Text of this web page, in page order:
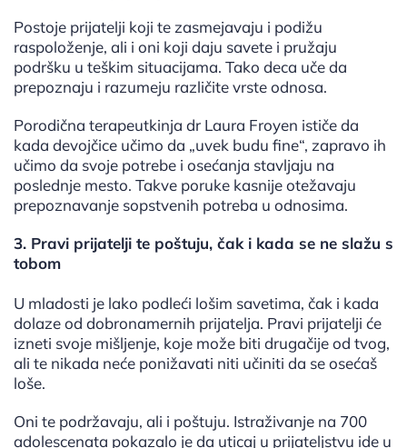
Postoje prijatelji koji te zasmejavaju i podižu
raspoloženje, ali i oni koji daju savete i pružaju
podršku u teškim situacijama. Tako deca uče da
prepoznaju i razumeju različite vrste odnosa.
Porodična terapeutkinja dr Laura Froyen ističe da
kada devojčice učimo da „uvek budu fine“, zapravo ih
učimo da svoje potrebe i osećanja stavljaju na
poslednje mesto. Takve poruke kasnije otežavaju
prepoznavanje sopstvenih potreba u odnosima.
3. Pravi prijatelji te poštuju, čak i kada se ne slažu s
tobom
U mladosti je lako podleći lošim savetima, čak i kada
dolaze od dobronamernih prijatelja. Pravi prijatelji će
izneti svoje mišljenje, koje može biti drugačije od tvog,
ali te nikada neće ponižavati niti učiniti da se osećaš
loše.
Oni te podržavaju, ali i poštuju. Istraživanje na 700
adolescenata pokazalo je da uticaj u prijateljstvu ide u